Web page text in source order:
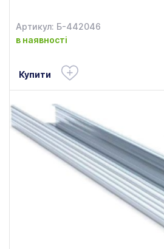
Артикул: Б-442046
в наявності
Купити